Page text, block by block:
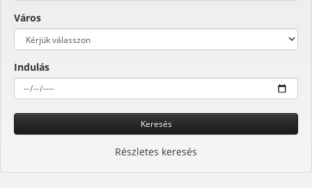
Város
Indulás
Keresés
Részletes keresés